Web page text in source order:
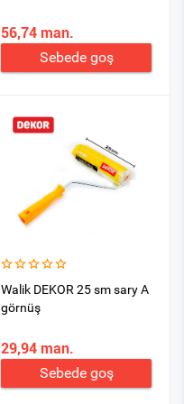
56,74 man.
Sebede goş
Walik DEKOR 25 sm sary A
görnüş
29,94 man.
Sebede goş